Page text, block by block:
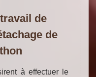
de
de
à effectuer le